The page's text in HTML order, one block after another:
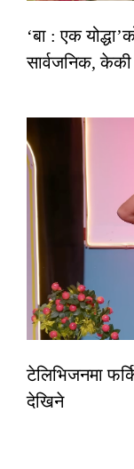
‘बा : एक
सार्वजनिक,
टेलिभिजनमा
देखिने